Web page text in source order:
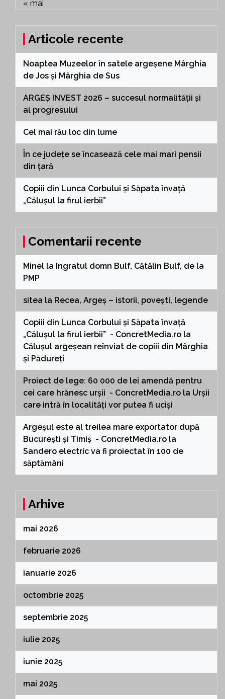
« mai
Articole recente
Noaptea Muzeelor în satele argeșene Mârghia
de Jos și Mârghia de Sus
ARGEȘ INVEST 2026 – succesul normalității și
al progresului
Cel mai rău loc din lume
În ce județe se încasează cele mai mari pensii
din țară
Copiii din Lunca Corbului și Săpata învață
„Călușul la firul ierbii”
Comentarii recente
Minel la Ingratul domn Bulf, Cătălin Bulf, de la
PMP
sitea la Recea, Argeș – istorii, povești, legende
Copiii din Lunca Corbului și Săpata învață
„Călușul la firul ierbii” - ConcretMedia.ro la
Călușul argeșean reînviat de copiii din Mârghia
și Pădureți
Proiect de lege: 60 000 de lei amendă pentru
cei care hrănesc urșii - ConcretMedia.ro la Urșii
care intră în localități vor putea fi uciși
Argeșul este al treilea mare exportator după
București și Timiș - ConcretMedia.ro la
Sandero electric va fi proiectat în 100 de
săptămâni
Arhive
mai 2026
februarie 2026
ianuarie 2026
octombrie 2025
septembrie 2025
iulie 2025
iunie 2025
mai 2025